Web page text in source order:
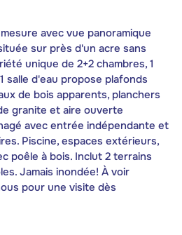
avec vue panoramique
sur près d'un acre sans
unique de 2+2 chambres, 1
salle d'eau propose plafonds
de bois apparents, planchers
granite et aire ouverte
avec entrée indépendante et
Piscine, espaces extérieurs,
poêle à bois. Inclut 2 terrains
Jamais inondée! À voir
pour une visite dès